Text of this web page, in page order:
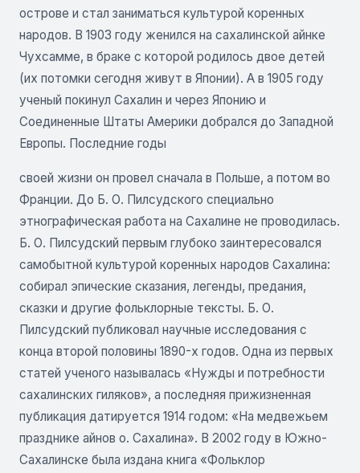
острове и стал заниматься культурой коренных
народов. В 1903 году женился на сахалинской айнке
Чухсамме, в браке с которой родилось двое детей
(их потомки сегодня живут в Японии). А в 1905 году
ученый покинул Сахалин и через Японию и
Соединенные Штаты Америки добрался до Западной
Европы. Последние годы
своей жизни он провел сначала в Польше, а потом во
Франции. До Б. О. Пилсудского специально
этнографическая работа на Сахалине не проводилась.
Б. О. Пилсудский первым глубоко заинтересовался
самобытной культурой коренных народов Сахалина:
собирал эпические сказания, легенды, предания,
сказки и другие фольклорные тексты. Б. О.
Пилсудский публиковал научные исследования с
конца второй половины 1890-х годов. Одна из первых
статей ученого называлась «Нужды и потребности
сахалинских гиляков», а последняя прижизненная
публикация датируется 1914 годом: «На медвежьем
празднике айнов о. Сахалина». В 2002 году в Южно-
Сахалинске была издана книга «Фольклор